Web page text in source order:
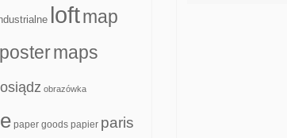
loftmap
maps
obrazówka
paper goods papier paris